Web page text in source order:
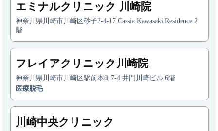
エミナルクリニック 川崎院
神奈川県川崎市川崎区砂子2-4-17 Cassia Kawasaki Residence 2
階
フレイアクリニック川崎院
神奈川県川崎市川崎区駅前本町7-4 井門川崎ビル 6階
医療脱毛
川崎中央クリニック